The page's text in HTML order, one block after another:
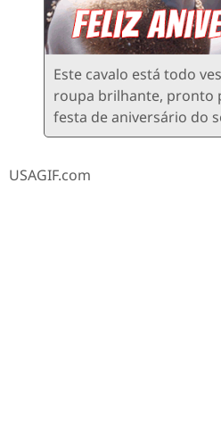
Este cavalo está todo
roupa brilhante, pronto
festa de aniversário do
USAGIF.com